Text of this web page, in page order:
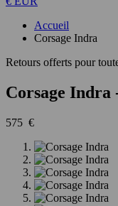
Accueil
Corsage Indra
Retours offerts pour
Corsage Indra
575 €